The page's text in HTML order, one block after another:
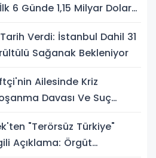
6 Günde 1,15 Milyar Dolar
Verdi: İstanbul Dahil 31
Sağanak Bekleniyor
Ailesinde Kriz
Davası Ve Suç
"Terörsüz Türkiye"
Açıklama: Örgüt